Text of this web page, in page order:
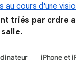
au cours d'une
triés par ordre
iPhone et